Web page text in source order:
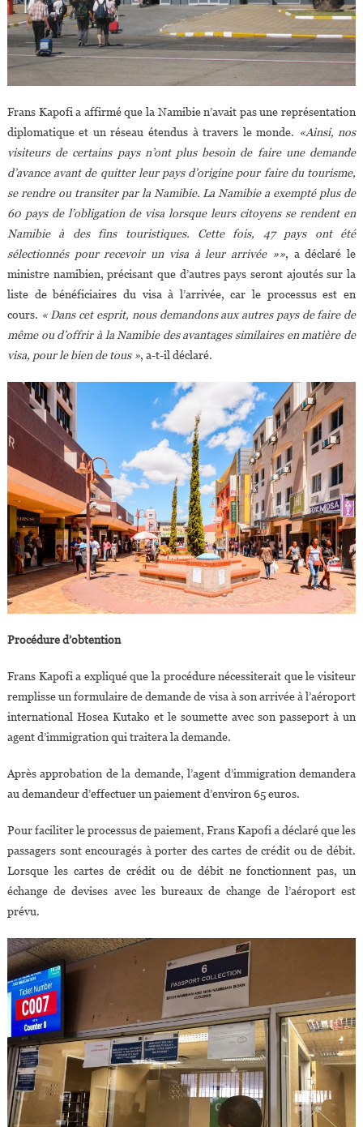
Frans Kapofi a affirmé que la Namibie n’avait pas une représentation
diplomatique et un réseau étendus à travers le monde. «Ainsi, nos
visiteurs de certains pays n’ont plus besoin de faire une demande
d’avance avant de quitter leur pays d’origine pour faire du tourisme,
se rendre ou transiter par la Namibie. La Namibie a exempté plus de
60 pays de l’obligation de visa lorsque leurs citoyens se rendent en
Namibie à des fins touristiques. Cette fois, 47 pays ont été
sélectionnés pour recevoir un visa à leur arrivée »», a déclaré le
ministre namibien, précisant que d’autres pays seront ajoutés sur la
liste de bénéficiaires du visa à l’arrivée, car le processus est en
cours. « Dans cet esprit, nous demandons aux autres pays de faire de
même ou d’offrir à la Namibie des avantages similaires en matière de
visa, pour le bien de tous », a-t-il déclaré.
Procédure d’obtention
Frans Kapofi a expliqué que la procédure nécessiterait que le visiteur
remplisse un formulaire de demande de visa à son arrivée à l’aéroport
international Hosea Kutako et le soumette avec son passeport à un
agent d’immigration qui traitera la demande.
Après approbation de la demande, l’agent d’immigration demandera
au demandeur d’effectuer un paiement d’environ 65 euros.
Pour faciliter le processus de paiement, Frans Kapofi a déclaré que les
passagers sont encouragés à porter des cartes de crédit ou de débit.
Lorsque les cartes de crédit ou de débit ne fonctionnent pas, un
échange de devises avec les bureaux de change de l’aéroport est
prévu.